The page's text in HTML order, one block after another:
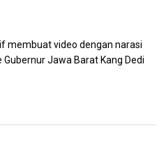
membuat video dengan narasi
Jawa Barat Kang Dedi